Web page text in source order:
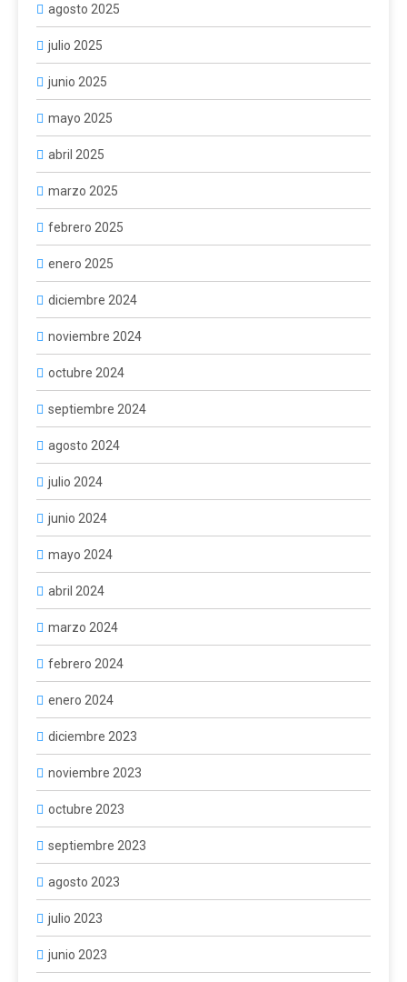
agosto 2025
julio 2025
junio 2025
mayo 2025
abril 2025
marzo 2025
febrero 2025
enero 2025
diciembre 2024
noviembre 2024
octubre 2024
septiembre 2024
agosto 2024
julio 2024
junio 2024
mayo 2024
abril 2024
marzo 2024
febrero 2024
enero 2024
diciembre 2023
noviembre 2023
octubre 2023
septiembre 2023
agosto 2023
julio 2023
junio 2023